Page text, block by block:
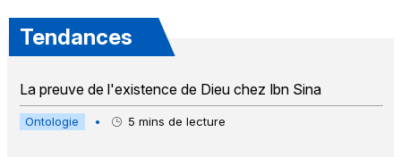
Tendances
La preuve de l'existence de Dieu chez Ibn Sina
Ontologie • 5 mins de lecture